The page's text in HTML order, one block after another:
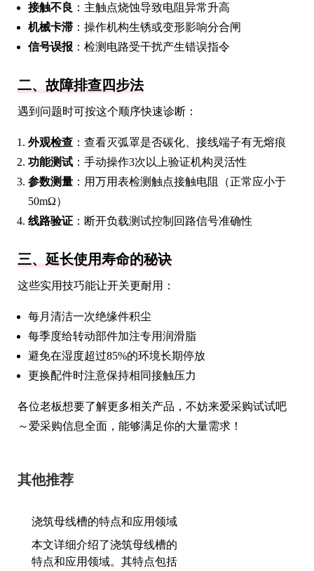
接触不良 ：主触点烧蚀导致电阻异常升高
机械卡滞 ：操作机构生锈或变形影响分合闸
信号误报 ：检测电路受干扰产生错误指令
二、故障排查四步法
遇到问题时可按这个顺序快速诊断：
外观检查 ：查看灭弧罩是否碳化、接线端子有无熔痕
功能测试 ：手动操作3次以上验证机构灵活性
参数测量 ：用万用表检测触点接触电阻（正常应小于
50mΩ）
线路验证 ：断开负载测试控制回路信号准确性
三、延长使用寿命的秘诀
这些实用技巧能让开关更耐用：
每月清洁一次绝缘件积尘
每季度给转动部件加注专用润滑脂
避免在湿度超过85%的环境长期停放
更换配件时注意保持相同接触压力
各位老板想要了解更多相关产品，不妨来爱采购试试吧
～爱采购信息全面，能够满足你的大量需求！
其他推荐
浇筑母线槽的特点和应用领域
本文详细介绍了浇筑母线槽的
特点和应用领域。其特点包括